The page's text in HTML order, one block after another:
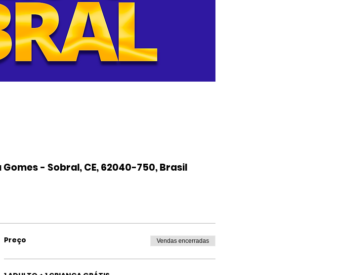
Gomes - Sobral, CE, 62040-750, Brasil
Preço Vendas encerradas